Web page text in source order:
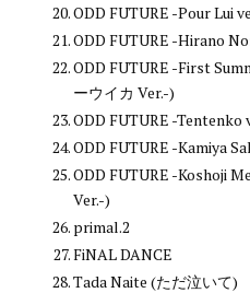
ODD FUTURE -Pour Lui
ODD FUTURE -Hirano
ODD FUTURE -First
ーウイカ Ver.-)
ODD FUTURE -Tentenko
ODD FUTURE -Kamiya
ODD FUTURE -Koshoji
Ver.-)
primal.2
FiNAL DANCE
Tada Naite (ただ泣いて)